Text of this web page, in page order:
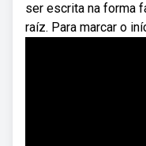
ser escrita na forma
raíz. Para marcar o